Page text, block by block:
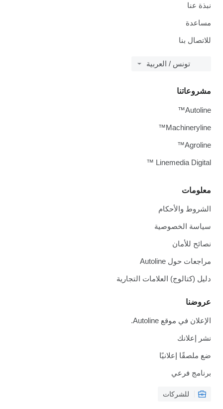
نبذة عنا
مساعدة
للاتصال بنا
تونس / العربية
معلومات
الشروط والأحكام
سياسة الخصوصية
نصائح للأمان
مراجعات حول Autoline
دليل (كتالوج) العلامات التجارية
عروضنا
الإعلان في موقع Autoline.
نشر إعلانك
ضع ملصقًا إعلانيًا
برنامج فرعي
للشركات
مشروعاتنا
Autoline™
Machineryline™
Agroline™
Linemedia Digital ™